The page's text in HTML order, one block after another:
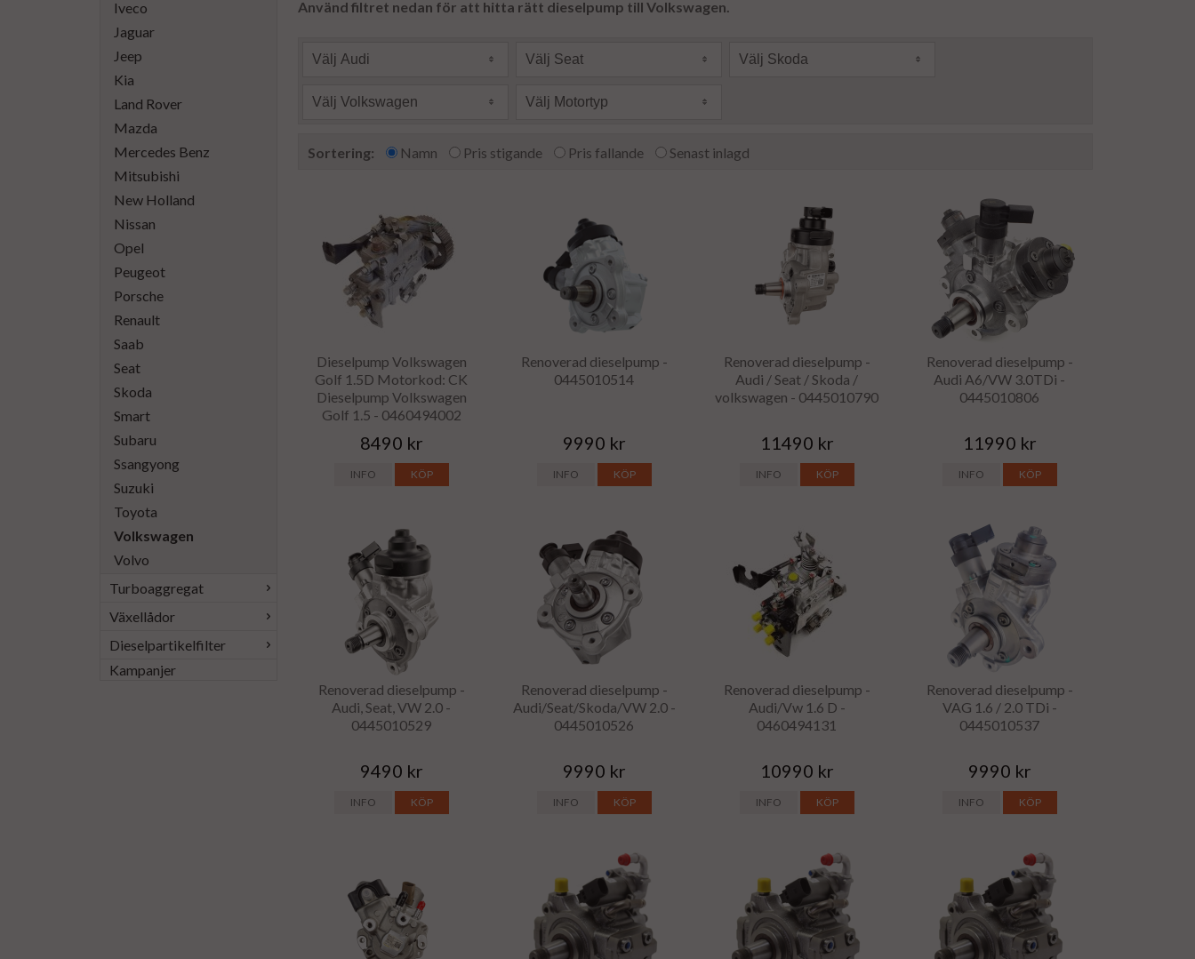
Iveco
Jaguar
Jeep
Kia
Land Rover
Mazda
Mercedes Benz
Mitsubishi
New Holland
Nissan
Opel
Peugeot
Porsche
Renault
Saab
Seat
Skoda
Smart
Subaru
Ssangyong
Suzuki
Toyota
Volkswagen
Volvo
Turboaggregat
Växellådor
Dieselpartikelfilter
Kampanjer
Använd filtret nedan för att hitta rätt dieselpump till Volkswagen.
Välj Audi Välj Seat Välj Skoda
Välj Volkswagen Välj Motortyp
Sortering: Namn Pris stigande Pris fallande Senast inlagd
Dieselpump Volkswagen
Golf 1.5D Motorkod: CK
Dieselpump Volkswagen
Golf 1.5 - 0460494002
8490 kr
INFO KÖP
Renoverad dieselpump -
0445010514
9990 kr
INFO KÖP
Renoverad dieselpump -
Audi / Seat / Skoda /
volkswagen - 0445010790
11490 kr
INFO KÖP
Renoverad dieselpump -
Audi A6/VW 3.0TDi -
0445010806
11990 kr
INFO KÖP
Renoverad dieselpump -
Audi, Seat, VW 2.0 -
0445010529
9490 kr
INFO KÖP
Renoverad dieselpump -
Audi/Seat/Skoda/VW 2.0 -
0445010526
9990 kr
INFO KÖP
Renoverad dieselpump -
Audi/Vw 1.6 D -
0460494131
10990 kr
INFO KÖP
Renoverad dieselpump -
VAG 1.6 / 2.0 TDi -
0445010537
9990 kr
INFO KÖP